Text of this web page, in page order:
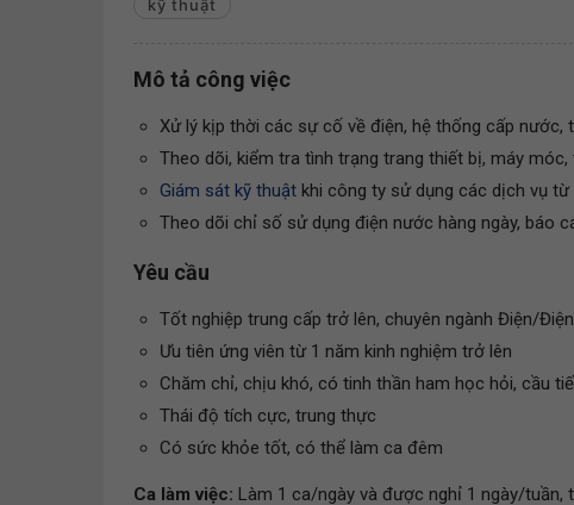
kỹ thuật
Mô tả công việc
Xử lý kịp thời các sự cố về điện, hệ thống cấp nước,
Theo dõi, kiểm tra tình trạng trang thiết bị, máy
Giám sát kỹ thuật khi công ty sử dụng các dịch vụ
Theo dõi chỉ số sử dụng điện nước hàng ngày, báo
Yêu cầu
Tốt nghiệp trung cấp trở lên, chuyên ngành Điện/
Ưu tiên ứng viên từ 1 năm kinh nghiệm trở lên
Chăm chỉ, chịu khó, có tinh thần ham học hỏi, cầu
Thái độ tích cực, trung thực
Có sức khỏe tốt, có thể làm ca đêm
Ca làm việc: Làm 1 ca/ngày và được nghỉ 1 ngày/tuần,